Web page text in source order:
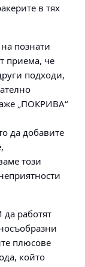
в тях
познати
приема, че
подходи,
„ПОКРИВА“
да добавите
този
работят
плюсове
който